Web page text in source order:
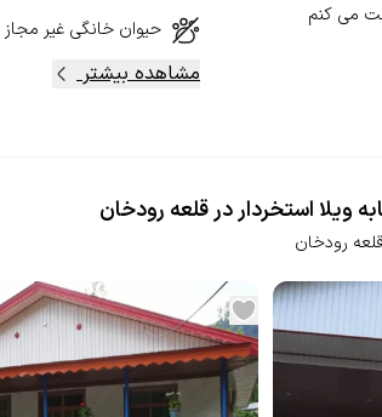
می کنم
حیوان خانگی غیر مجاز
مشاهده بیشتر
ویلا استخردار در قلعه رودخان
رودخان